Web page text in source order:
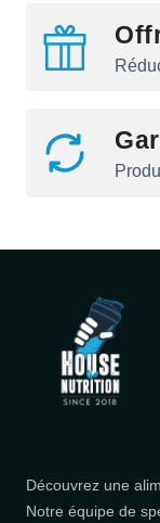
Découvrez une
Notre équipe de